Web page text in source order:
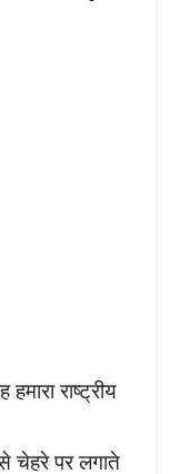
राष्ट्रीय
पर लगाते